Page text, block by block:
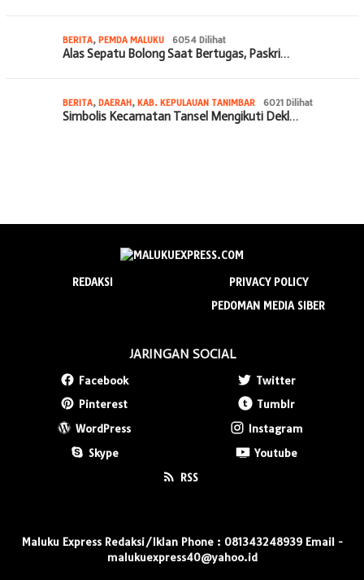
BERITA, PEMDA MALUKU 6054 Dilihat
Alas Sepatu Bolong Saat Bertugas, Paskri…
BERITA, DAERAH, KAB. KEPULAUAN TANIMBAR 6021 Dilihat
Simbolis Kecamatan Tansel Mengikuti Dekl…
REDAKSI
PRIVACY POLICY
PEDOMAN MEDIA SIBER
JARINGAN SOCIAL
Facebook
Twitter
Pinterest
Tumblr
WordPress
Instagram
Skype
Youtube
RSS
Maluku Express Redaksi/Iklan Phone : 081343248939 Email -
malukuexpress40@yahoo.id